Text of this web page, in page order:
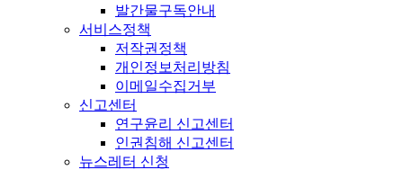
발간물구독안내
서비스정책
저작권정책
개인정보처리방침
이메일수집거부
신고센터
연구윤리 신고센터
인권침해 신고센터
뉴스레터 신청